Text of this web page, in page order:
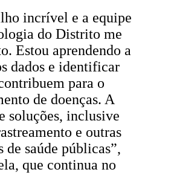
incrível e a equipe
do Distrito me
Estou aprendendo a
dados e identificar
para o
de doenças. A
soluções, inclusive
e outras
de saúde públicas”,
que continua no